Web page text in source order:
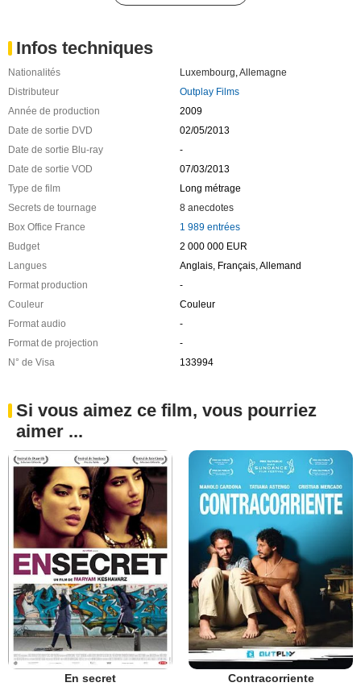
Infos techniques
Nationalités Luxembourg,Allemagne
Distributeur
Outplay Films
Année de production
2009
Date de sortie DVD
02/05/2013
Date de sortie Blu-ray
-
Date de sortie VOD
07/03/2013
Type de film
Long métrage
Secrets de tournage
8 anecdotes
Box Office France
1 989 entrées
Budget
2 000 000 EUR
Langues
Anglais, Français, Allemand
Format production
-
Couleur
Couleur
Format audio
-
Format de projection
-
N° de Visa
133994
Si vous aimez ce film, vous pourriez
aimer ...
En secret Contracorriente